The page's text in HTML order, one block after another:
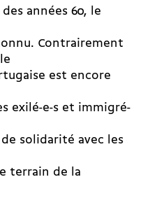
années 60, le
Contrairement
est encore
exilé-e-s et immigré-
solidarité avec les
terrain de la